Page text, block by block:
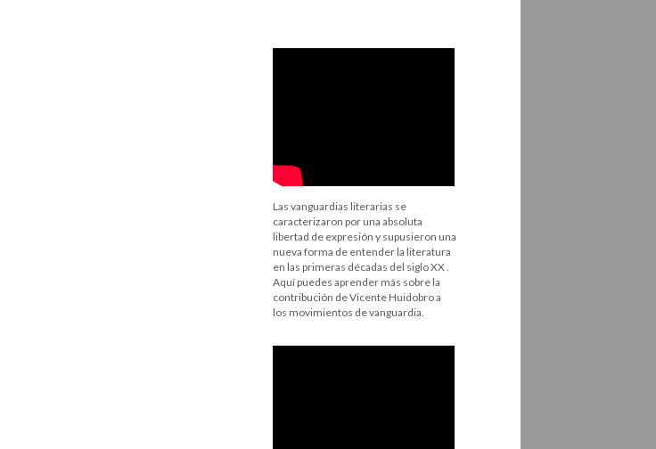
Las vanguardias literarias se
caracterizaron por una absoluta
libertad de expresión y supusieron una
nueva forma de entender la literatura
en las primeras décadas del siglo XX .
Aquí puedes aprender más sobre la
contribución de Vicente Huidobro a
los movimientos de vanguardia.